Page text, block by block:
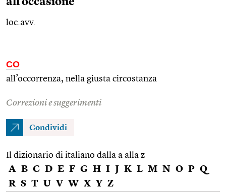
loc.avv.
CO
all’occorrenza, nella giusta circostanza
Correzioni e suggerimenti
Condividi
Il dizionario di italiano dalla a alla z
A B C D E F G H I J K L M N O P Q
R S T U V W X Y Z